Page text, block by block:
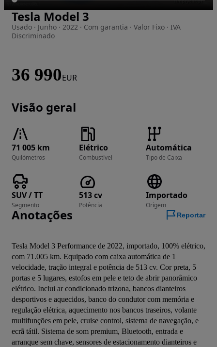
Imagem 1 de 12
Tesla Model 3
Usado · Junho · 2022 · Com garantia · Valor Fixo · IVA
Discriminado
36 990EUR
Visão geral
71 005 km
Quilómetros
Elétrico
Combustível
Automática
Tipo de Caixa
SUV / TT
Segmento
513 cv
Potência
Importado
Origem
Anotações Reportar
Tesla Model 3 Performance de 2022, importado, 100% elétrico,
com 71.005 km. Equipado com caixa automática de 1
velocidade, tração integral e potência de 513 cv. Cor preta, 5
portas e 5 lugares, estofos em pele e teto de abrir panorâmico
elétrico. Inclui ar condicionado trizona, bancos dianteiros
desportivos e aquecidos, banco do condutor com memória e
regulação elétrica, aquecimento nos bancos traseiros, volante
multifunções em pele, cruise control, sistema de navegação, e
ecrã tátil. Sistema de som premium, Bluetooth, entrada e
arranque sem chave, sensores de estacionamento dianteiros e